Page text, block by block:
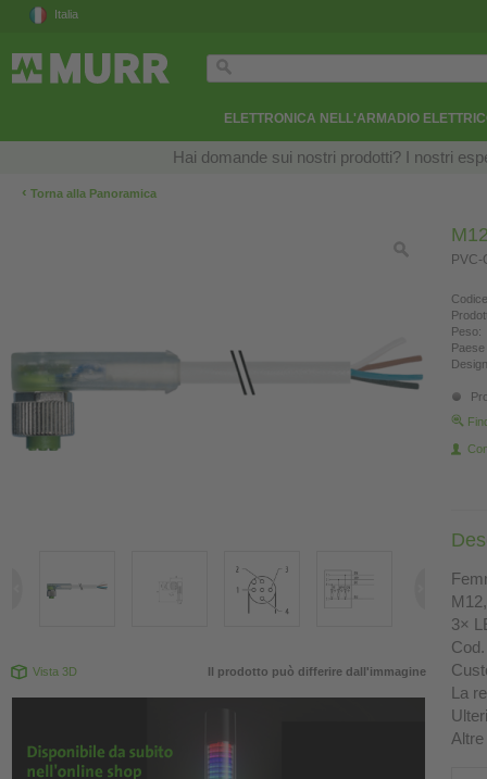
Italia
ELETTRONICA NELL'ARMADIO
Hai domande sui nostri prodotti? I nostri
‹ Torna alla Panoramica
Vista 3D Il prodotto può differire dall'immagine
Peso:
3×
La